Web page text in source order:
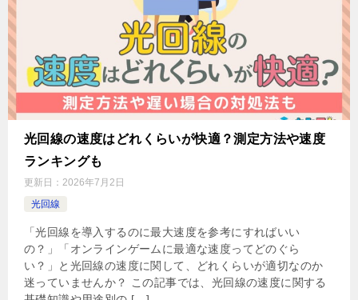
光回線の速度はどれくらいが快適？測定方法や速度
ランキングも
更新日： 2026年7月2日
光回線
「光回線を導入するのに最大速度を参考にすればいい
の？」「オンラインゲームに最適な速度ってどのぐら
い？」と光回線の速度に関して、どれくらいが適切なのか
迷っていませんか？ この記事では、光回線の速度に関する